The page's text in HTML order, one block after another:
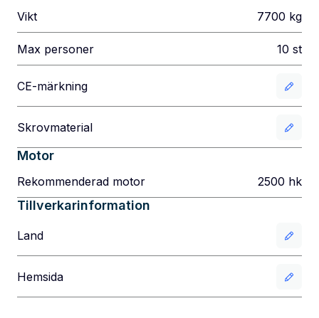
Vikt 7700 kg
Max personer 10 st
CE-märkning
Skrovmaterial
Motor
Rekommenderad motor 2500 hk
Tillverkarinformation
Land
Hemsida